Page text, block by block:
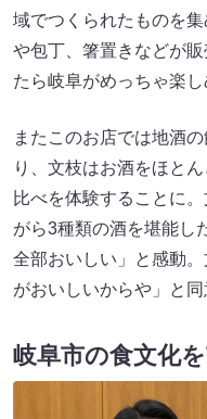
域でつくられたものを
や包丁、箸置きなどが
たら岐阜がめっちゃ楽
またこのお店では地酒
り、文枝はお酒をほと
比べを体験することに
がら3種類の酒を堪能し
全部おいしい」と感動
がおいしいからや」と同
岐阜市の食文化